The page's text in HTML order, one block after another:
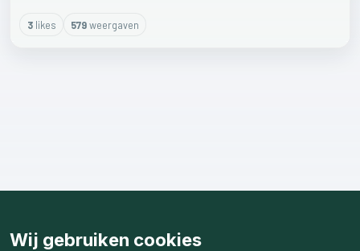
3likes 579weergaven
Wij gebruiken cookies